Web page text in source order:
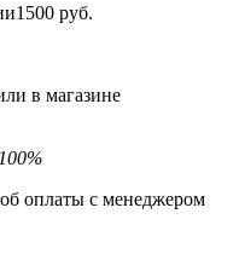
руб.
в магазине
оплаты с менеджером